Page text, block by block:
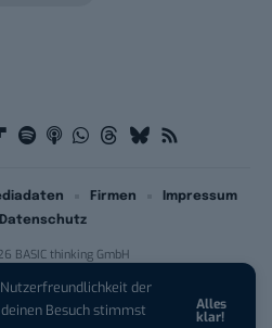
der
Besuch stimmst
Alles
klar!
BASIC thinking GmbH
Firmen
Impressum
Datenschutz
Für 1 € +